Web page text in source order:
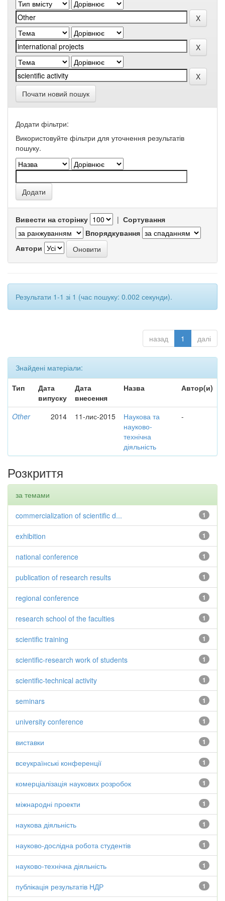
Почати новий пошук
Додати фільтри:
Використовуйте фільтри для уточнення результатів
пошуку.
Вивести на сторінку | Сортування
Впорядкування
Автори
Результати 1-1 зі 1 (час пошуку: 0.002 секунди).
назад 1 далі
Знайдені матеріали:
Тип
Дата
випуску
Дата
внесення
Назва Автор(и)
Other 2014 11-лис-2015
Наукова та
науково-
технічна
діяльність
-
Розкриття
за темами
1
commercialization of scientific d...
1
exhibition
1
national conference
1
publication of research results
1
regional conference
1
research school of the faculties
1
scientific training
1
scientific-research work of students
1
scientific-technical activity
1
seminars
1
university conference
1
виставки
1
всеукраїнські конференції
1
комерціалізація наукових розробок
1
міжнародні проекти
1
наукова діяльність
1
науково-дослідна робота студентів
1
науково-технічна діяльність
1
публікація результатів НДР